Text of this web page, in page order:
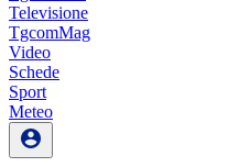
Televisione
TgcomMag
Video
Schede
Sport
Meteo